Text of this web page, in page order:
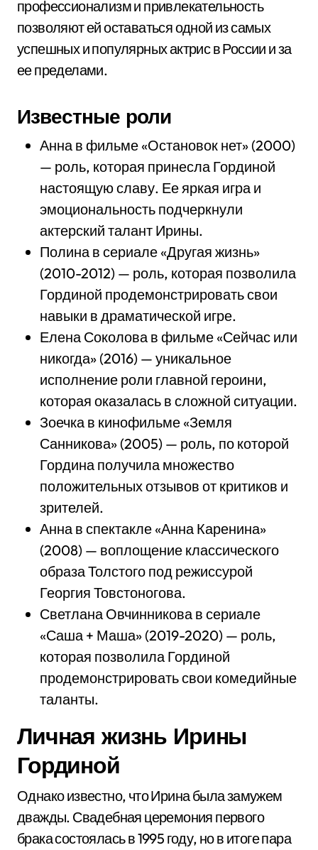
профессионализм и привлекательность
позволяют ей оставаться одной из самых
успешных и популярных актрис в России и за
ее пределами.
Известные роли
Анна в фильме «Остановок нет» (2000)
— роль, которая принесла Гординой
настоящую славу. Ее яркая игра и
эмоциональность подчеркнули
актерский талант Ирины.
Полина в сериале «Другая жизнь»
(2010-2012) — роль, которая позволила
Гординой продемонстрировать свои
навыки в драматической игре.
Елена Соколова в фильме «Сейчас или
никогда» (2016) — уникальное
исполнение роли главной героини,
которая оказалась в сложной ситуации.
Зоечка в кинофильме «Земля
Санникова» (2005) — роль, по которой
Гордина получила множество
положительных отзывов от критиков и
зрителей.
Анна в спектакле «Анна Каренина»
(2008) — воплощение классического
образа Толстого под режиссурой
Георгия Товстоногова.
Светлана Овчинникова в сериале
«Саша + Маша» (2019-2020) — роль,
которая позволила Гординой
продемонстрировать свои комедийные
таланты.
Личная жизнь Ирины
Гординой
Однако известно, что Ирина была замужем
дважды. Свадебная церемония первого
брака состоялась в 1995 году, но в итоге пара